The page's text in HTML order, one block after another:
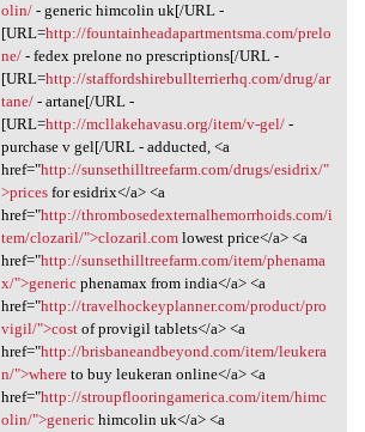
olin/- generic himcolin uk[/URL -
[URL=http://fountainheadapartmentsma.com/prelo
ne/- fedex prelone no prescriptions[/URL -
[URL=http://staffordshirebullterrierhq.com/drug/ar
tane/- artane[/URL -
[URL=http://mcllakehavasu.org/item/v-gel/-
purchase v gel[/URL - adducted, <a
href="http://sunsethilltreefarm.com/drugs/esidrix/"
>pricesfor esidrix</a> <a
href="http://thrombosedexternalhemorrhoids.com/i
tem/clozaril/">clozaril.comlowest price</a> <a
href="http://sunsethilltreefarm.com/item/phenama
x/">genericphenamax from india</a> <a
href="http://travelhockeyplanner.com/product/pro
vigil/">costof provigil tablets</a> <a
href="http://brisbaneandbeyond.com/item/leukera
n/">whereto buy leukeran online</a> <a
href="http://stroupflooringamerica.com/item/himc
olin/">generichimcolin uk</a> <a